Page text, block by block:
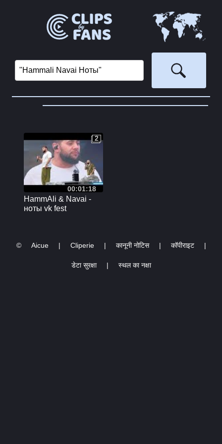
00:01:18
2
2
HammAli & Navai -
ноты vk fest
© Aicue | Cliperie | कानूनी नोटिस | कॉपीराइट |
डेटा सुरक्षा | स्थल का नक्षा